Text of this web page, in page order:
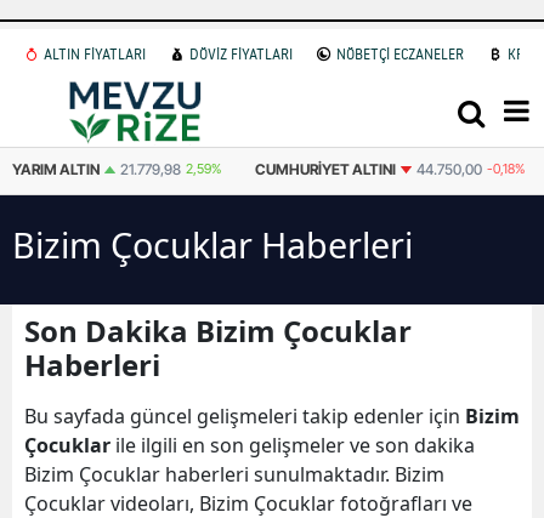
ALTIN FİYATLARI DÖVİZ FİYATLARI NÖBETÇİ ECZANELER
YARIM ALTIN 21.779,98 2,59% CUMHURIYET ALTINI 44.750,00 -0,18%
Bizim Çocuklar Haberleri
Son Dakika Bizim Çocuklar
Haberleri
Bu sayfada güncel gelişmeleri takip edenler için Bizim
Çocuklar ile ilgili en son gelişmeler ve son dakika
Bizim Çocuklar haberleri sunulmaktadır. Bizim
Çocuklar videoları, Bizim Çocuklar fotoğrafları ve